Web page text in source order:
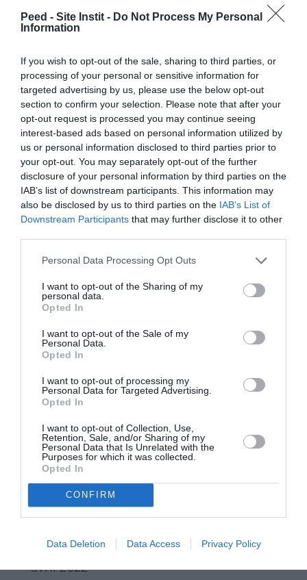
Peed - Site Instit - Do Not Process My Personal
Information
If you wish to opt-out of the sale, sharing to third parties, or
processing of your personal or sensitive information for
targeted advertising by us, please use the below opt-out
section to confirm your selection. Please note that after your
opt-out request is processed you may continue seeing
interest-based ads based on personal information utilized by
us or personal information disclosed to third parties prior to
your opt-out. You may separately opt-out of the further
disclosure of your personal information by third parties on the
IAB’s list of downstream participants. This information may
also be disclosed by us to third parties on the IAB’s List of
Downstream Participants that may further disclose it to other
Personal Data Processing Opt Outs
I want to opt-out of the Sharing of my
personal data.
Opted In
I want to opt-out of the Sale of my
Personal Data.
Opted In
I want to opt-out of processing my
Personal Data for Targeted Advertising.
Opted In
I want to opt-out of Collection, Use,
Retention, Sale, and/or Sharing of my
Personal Data that Is Unrelated with the
Purposes for which it was collected.
Opted In
CONFIRM
Data Deletion Data Access Privacy Policy
avril 2024
février 2024
janvier 2024
décembre 2023
novembre 2023
octobre 2023
septembre 2023
juillet 2023
juin 2023
mai 2023
avril 2023
mars 2023
février 2023
décembre 2022
octobre 2022
septembre 2022
juillet 2022
juin 2022
mai 2022
avril 2022